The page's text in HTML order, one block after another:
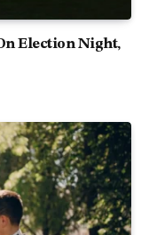
Election Night,